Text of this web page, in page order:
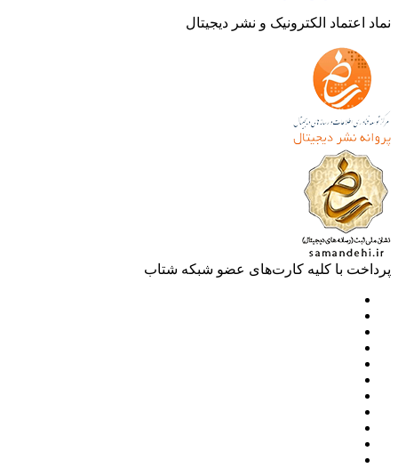
اعتماد الکترونیک و نشر دیجیتال
با کلیه کارت‌های عضو شبکه شتاب